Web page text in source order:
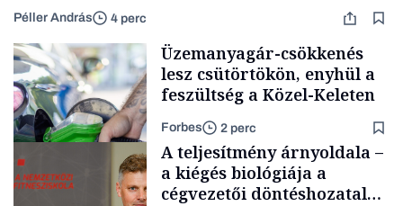
Péller András 4 perc
Üzemanyagár-csökkenés
lesz csütörtökön, enyhül a
feszültség a Közel-Keleten
Forbes 2 perc
A teljesítmény árnyoldala –
a kiégés biológiája a
cégvezetői döntéshozatal